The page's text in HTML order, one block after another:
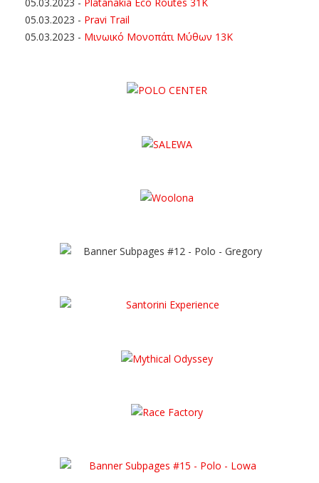
05.03.2023 - Pravi Trail
05.03.2023 - Μινωικό Μονοπάτι Μύθων 13Κ